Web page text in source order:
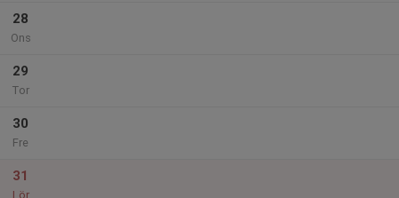
28
Ons
29
Tor
30
Fre
31
Lör